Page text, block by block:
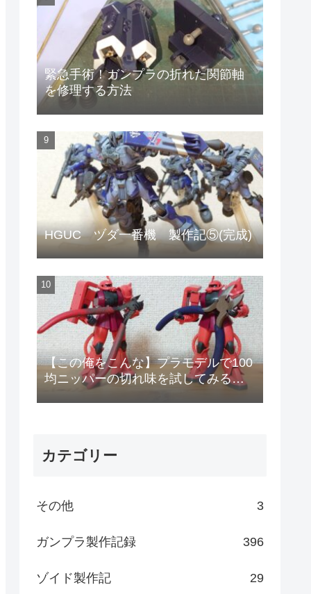
緊急手術！ガンプラの折れた関節軸
を修理する方法
HGUC ヅダ一番機 製作記⑤(完成)
【この俺をこんな】プラモデルで100
均ニッパーの切れ味を試してみる
カテゴリー
その他 3
ガンプラ製作記録 396
ゾイド製作記 29